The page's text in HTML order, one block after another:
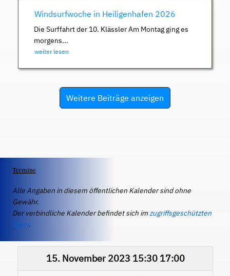
Windsurfwoche in Heiligenhafen 2026
Die Surffahrt der 10. Klässler Am Montag ging es
morgens...
weiter lesen
Weitere Beiträge anzeigen
Termine
Alle Angaben in diesem öffentlichen Kalender sind ohne
Gewähr.
Der verbindliche Kalender befindet sich imzugriffsgeschützten
IServ.
15. November 2023 15:30 17:00